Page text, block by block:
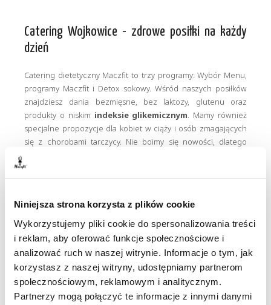
Niniejsza strona korzysta z plików cookie
Wykorzystujemy pliki cookie do spersonalizowania treści
i reklam, aby oferować funkcje społecznościowe i
analizować ruch w naszej witrynie. Informacje o tym, jak
korzystasz z naszej witryny, udostępniamy partnerom
społecznościowym, reklamowym i analitycznym.
Partnerzy mogą połączyć te informacje z innymi danymi
Catering Wojkowice - zdrowe posiłki na każdy
dzień
Catering dietetyczny Maczfit to trzy programy: Wybór Menu,
programy Maczfit i Detox sokowy. Wśród naszych posiłków
znajdziesz dania bezmięsne, bez laktozy, glutenu oraz
produkty o niskim indeksie glikemicznym. Mamy również
specjalne propozycje dla kobiet w ciąży i osób zmagających
się z chorobami tarczycy. Nie boimy się nowości, dlatego
posiłki pełne
zestawy posiłków dostępne są w kilku wariantach
kalorycznych - zazwyczaj od 1000 do 3000 kcal.
Dieta z dostawą do domu lub firmy od Maczfit
Zamówienie możesz złożyć za pomocą naszej strony